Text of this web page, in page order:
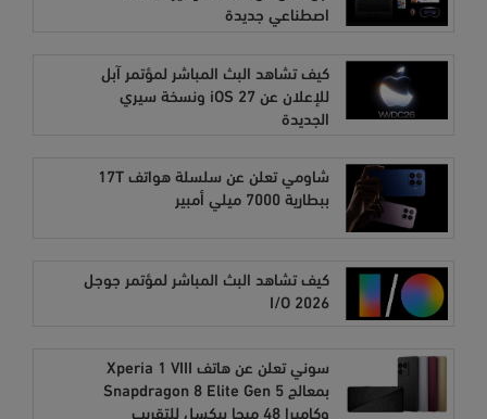
اصطناعي جديدة
كيف تشاهد البث المباشر لمؤتمر آبل
للإعلان عن iOS 27 ونسخة سيري
الجديدة
شاومي تعلن عن سلسلة هواتف 17T
ببطارية 7000 ميلي أمبير
كيف تشاهد البث المباشر لمؤتمر جوجل
I/O 2026
سوني تعلن عن هاتف Xperia 1 VIII
بمعالج Snapdragon 8 Elite Gen 5
وكاميرا 48 ميجا بيكسل للتقريب